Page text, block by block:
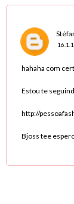
hahaha com
Estou te
http://
Bjoss tee